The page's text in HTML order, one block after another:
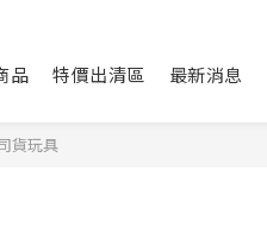
品 特價出清區 最新消息
貨玩具